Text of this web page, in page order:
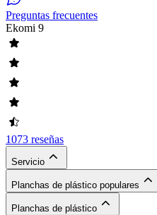
Preguntas frecuentes
Ekomi 9
1073 reseñas
Servicio
Planchas de plástico populares
Planchas de plástico